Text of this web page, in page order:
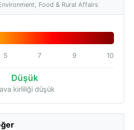
Food & Rural Affairs
5 7 9 10
Düşük
kirliliği düşük